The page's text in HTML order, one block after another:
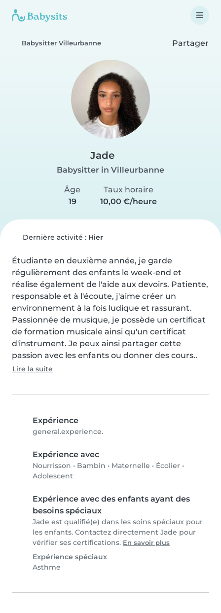
Babysitter Villeurbanne Partager
Jade
Babysitter in Villeurbanne
Âge
19
Taux horaire
10,00 €/heure
Dernière activité : Hier
Étudiante en deuxième année, je garde
régulièrement des enfants le week-end et
réalise également de l'aide aux devoirs. Patiente,
responsable et à l'écoute, j'aime créer un
environnement à la fois ludique et rassurant.
Passionnée de musique, je possède un certificat
de formation musicale ainsi qu'un certificat
d'instrument. Je peux ainsi partager cette
passion avec les enfants ou donner des cours..
Lire la suite
Expérience
general.experience.
Expérience avec
Nourrisson • Bambin • Maternelle • Écolier •
Adolescent
Expérience avec des enfants ayant des
besoins spéciaux
Jade est qualifié(e) dans les soins spéciaux pour
les enfants. Contactez directement Jade pour
vérifier ses certifications. En savoir plus
Expérience spéciaux
Asthme